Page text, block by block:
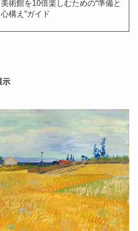
美術館を10倍楽しむための“準備と
心構え”ガイド
示